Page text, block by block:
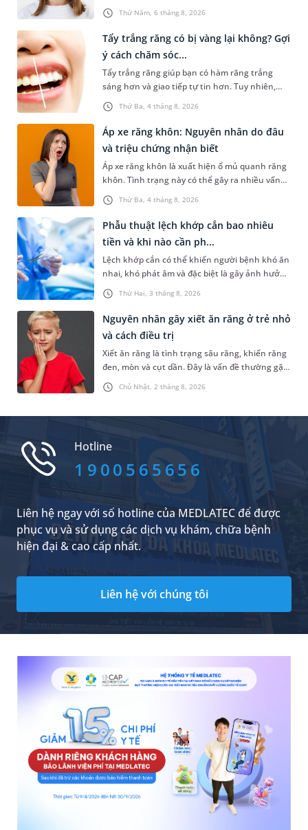
Thứ Năm, 6 tháng 8, 2026
sự cân đối của khuôn mặt. Do đó, cần khắc
phục sớm tình trạng này để bảo vệ sức khỏe
răng miệng và sức khỏe tổng thể của trẻ. Dưới
đây là 3 cách điều trị khớp cắn ngược ở trẻ em
dễ thực hiện, hiệu quả cao mà các bậc phụ
huynh có thể tham khảo.
Thứ Ba, 4 tháng 8, 2026
Tẩy trắng răng có bị vàng lại không? Gợi
ý cách chăm sóc...
Tẩy trắng răng giúp bạn có hàm răng trắng
sáng hơn và giao tiếp tự tin hơn. Tuy nhiên,
nhiều người lại băn khoăn về tình trạng răng bị
vàng ố, xỉn màu sau khi tẩy trắng một thời
gian. Vậy tẩy trắng răng có bị vàng lại không? Vì
sao răng bị vàng trở lại và cần chăm sóc răng
như thế nào. Mời bạn cùng tham khảo câu trả
lời chi tiết dưới đây.
Thứ Ba, 4 tháng 8, 2026
Áp xe răng khôn: Nguyên nhân do đâu
và triệu chứng nhận biết
Áp xe răng khôn là xuất hiện ổ mủ quanh răng
khôn. Tình trạng này có thể gây ra nhiều vấn
đề nghiêm trọng, đặc biệt gây ảnh hưởng lớn
đến răng số 7. Bài viết dưới đây sẽ giúp bạn
hiểu rõ hơn về nguyên nhân, dấu hiệu nhận
biết và phương pháp điều trị áp xe răng số 8
phù hợp.
Thứ Hai, 3 tháng 8, 2026
Phẫu thuật lệch khớp cắn bao nhiêu
tiền và khi nào cần ph...
Lệch khớp cắn có thể khiến người bệnh khó ăn
nhai, khó phát âm và đặc biệt là gây ảnh hưởng
đến thẩm mỹ. Một trong những phương pháp
được áp dụng để điều trị lệch khớp cắn là phẫu
thuật. Vậy phẫu thuật lệch khớp cắn bao nhiêu
tiền và khi nào cần phẫu thuật?
Chủ Nhật, 2 tháng 8, 2026
Nguyên nhân gây xiết ăn răng ở trẻ nhỏ
và cách điều trị
Xiết ăn răng là tình trạng sâu răng, khiến răng
đen, mòn và cụt dần. Đây là vấn đề thường gặp
ở trẻ nhỏ nhưng cũng có thể xảy ra ở người lớn
nếu vệ sinh răng kém hoặc có thói quen ăn
tin về nguyên nhân gây bệnh và cách điều trị
Hotline
1900565656
Liên hệ ngay với số hotline của MEDLATEC để được
phục vụ và sử dụng các dịch vụ khám, chữa bệnh
hiện đại & cao cấp nhất.
Liên hệ với chúng tôi